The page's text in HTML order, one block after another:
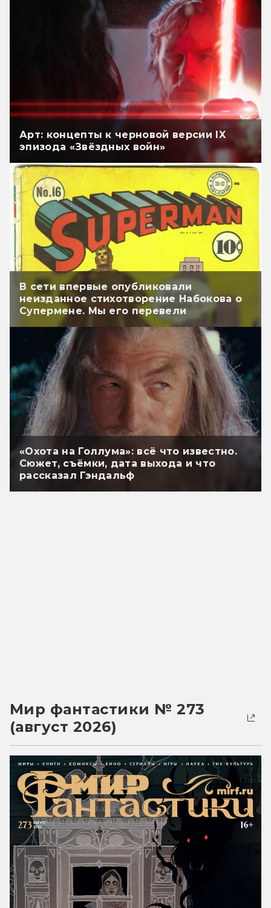
Арт: концепты к черновой версии IX
эпизода «Звёздных войн»
В сети впервые опубликовали
неизданное стихотворение Набокова о
Супермене. Мы его перевели
«Охота на Голлума»: всё что известно.
Сюжет, съёмки, дата выхода и что
рассказал Гэндальф
Мир фантастики № 273
(август 2026)